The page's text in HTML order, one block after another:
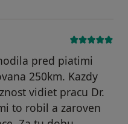
pred piatimi
250km. Kazdy
vidiet pracu Dr.
to robil a zaroven